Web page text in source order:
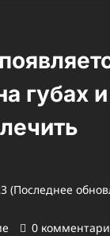
губах
(Последнее
0